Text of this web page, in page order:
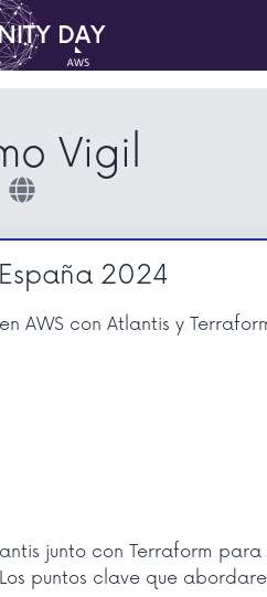
Vigil
2024
AWS con Atlantis y
junto con Terraform
puntos clave que